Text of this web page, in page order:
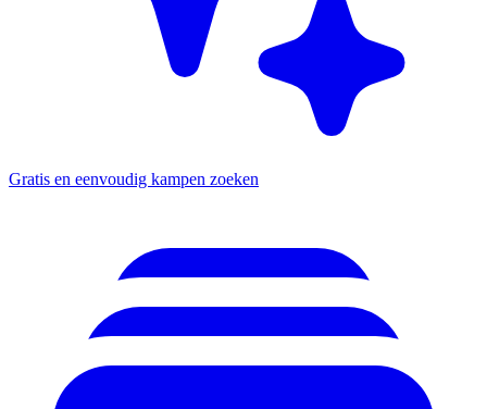
Gratis en eenvoudig kampen zoeken